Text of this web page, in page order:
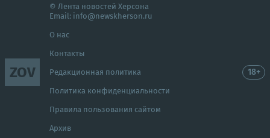
ZOV
© Лента новостей Херсона
Email: info@newskherson.ru
О нас
Контакты
Редакционная политика
Политика конфиденциальности
Правила пользования сайтом
Архив
18+